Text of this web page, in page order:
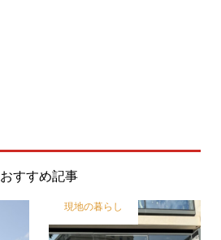
おすすめ記事
現地の暮らし